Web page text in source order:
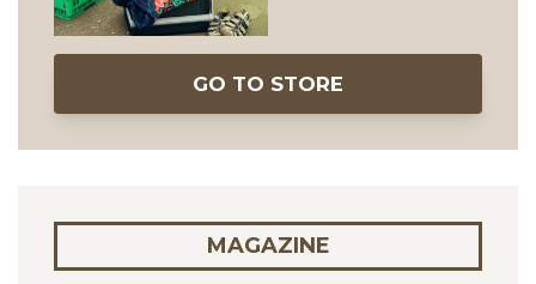
GO TO STORE
MAGAZINE